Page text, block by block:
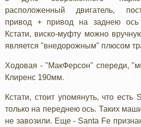
расположенный двигатель,
привод + привод на заднею ось
Кстати, виско-муфту можно
является "внедорожным" плюсом
Ходовая - "МакФерсон" спереди,
Клиренс 190мм.
Кстати, стоит упомянуть, что
только на переднею ось. Таких
не завозили. Еще - Santa Fe